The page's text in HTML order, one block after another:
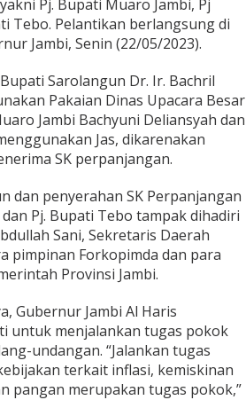
Pj. Bupati Muaro Jambi, Pj
Tebo. Pelantikan berlangsung di
Jambi, Senin (22/05/2023).
Sarolangun Dr. Ir. Bachril
Pakaian Dinas Upacara Besar
Jambi Bachyuni Deliansyah dan
Jas, dikarenakan
SK perpanjangan.
dan penyerahan SK Perpanjangan
Pj. Bupati Tebo tampak dihadiri
Sani, Sekretaris Daerah
pimpinan Forkopimda dan para
Provinsi Jambi.
Gubernur Jambi Al Haris
untuk menjalankan tugas pokok
undangan. “Jalankan tugas
terkait inflasi, kemiskinan
pangan merupakan tugas pokok,”